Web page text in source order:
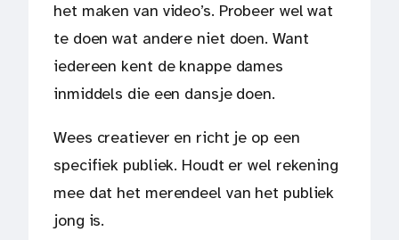
het maken van video’s. Probeer wel wat
te doen wat andere niet doen. Want
iedereen kent de knappe dames
inmiddels die een dansje doen.
Wees creatiever en richt je op een
specifiek publiek. Houdt er wel rekening
mee dat het merendeel van het publiek
jong is.